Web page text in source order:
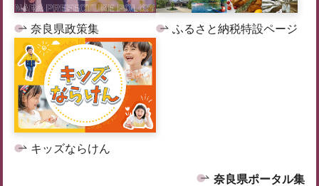
奈良県政策集 ふるさと納税特設ページ
キッズならけん
奈良県ポータル集